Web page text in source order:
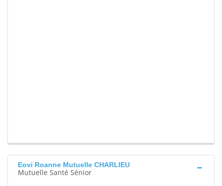
Eovi Roanne Mutuelle CHARLIEU
Mutuelle Santé Sénior